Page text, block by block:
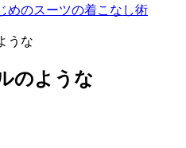
めのスーツの着こなし術
うな
のような